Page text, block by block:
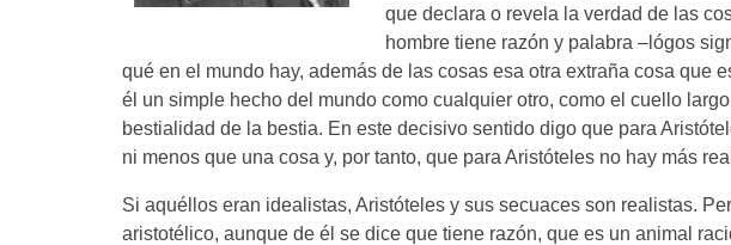
que declara o revela la verdad de las
hombre tiene razón y palabra –lógos
qué en el mundo hay, además de las cosas esa otra extraña cosa que
él un simple hecho del mundo como cualquier otro, como el cuello
bestialidad de la bestia. En este decisivo sentido digo que para
ni menos que una cosa y, por tanto, que para Aristóteles no hay más
Si aquéllos eran idealistas, Aristóteles y sus secuaces son realistas.
aristotélico, aunque de él se dice que tiene razón, que es un animal